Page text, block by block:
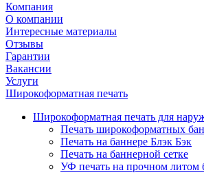
Компания
О компании
Интересные материалы
Отзывы
Гарантии
Вакансии
Услуги
Широкоформатная печать
Широкоформатная печать для
Печать широкоформатных
Печать на баннере Блэк Бэк
Печать на баннерной сетке
УФ печать на прочном литом